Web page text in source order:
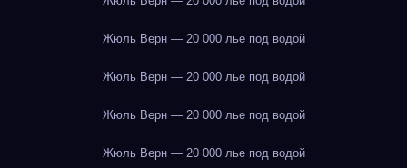
Жюль Верн — 20 000 лье под водой
Жюль Верн — 20 000 лье под водой
Жюль Верн — 20 000 лье под водой
Жюль Верн — 20 000 лье под водой